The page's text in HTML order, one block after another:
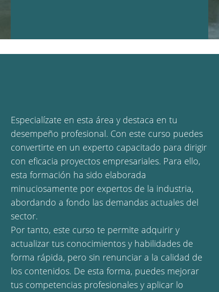
Especialízate en esta área y destaca en tu
desempeño profesional. Con este curso puedes
convertirte en un experto capacitado para dirigir
con eficacia proyectos empresariales. Para ello,
esta formación ha sido elaborada
minuciosamente por expertos de la industria,
abordando a fondo las demandas actuales del
sector.
Por tanto, este curso te permite adquirir y
actualizar tus conocimientos y habilidades de
forma rápida, pero sin renunciar a la calidad de
los contenidos. De esta forma, puedes mejorar
tus competencias profesionales y aplicar lo